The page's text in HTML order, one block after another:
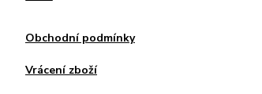
Obchodní podmínky
Vrácení zboží